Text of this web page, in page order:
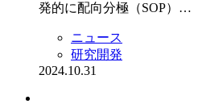
発的に配向分極（SOP）…
ニュース
研究開発
2024.10.31